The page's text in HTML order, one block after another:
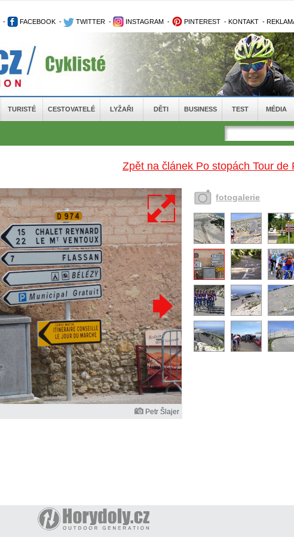
- FACEBOOK - TWITTER - INSTAGRAM - PINTEREST - KONTAKT -
TURISTÉ CESTOVATELÉ LYŽAŘI DĚTI BUSINESS TEST MÉDIA
Zpět na článek Po stopách Tour de
Petr Šlajer
fotogalerie